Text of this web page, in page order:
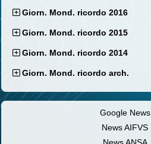
Giorn. Mond. ricordo 2016
Giorn. Mond. ricordo 2015
Giorn. Mond. ricordo 2014
Giorn. Mond. ricordo arch.
Google News
News AIFVS